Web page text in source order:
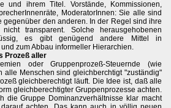
und ihrem Titel. Vorstände, Kommissionen,
ModeratorInnen: Sie alle sind
gegenüber den anderen. In der Regel sind ihre
nicht transparent. Solche herausgehobenen
es gibt genügend andere Mittel in
zum Abbau informeller Hierarchien.
Prozeß aller
oder Gruppenprozeß-Steuernde (wie
alle Menschen sind gleichberchtigt "zuständig"
gleichberechtigt läuft. Die Idee ist, daß alle
gleichberechtigter Gruppenprozesse achten.
die Gruppe Dominanzverhältnisse klar macht